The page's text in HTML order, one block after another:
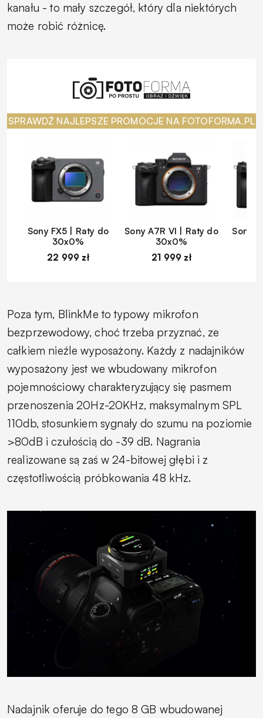
kanału - to mały szczegół, który dla niektórych
może robić różnicę.
SPRAWDŹ NAJLEPSZE PROMOCJE NA FOTOFORMA.PL
Sony FX5 | Raty do
30x0%
22 999 zł
Sony A7R VI | Raty do
30x0%
21 999 zł
Sony
Poza tym, BlinkMe to typowy mikrofon
bezprzewodowy, choć trzeba przyznać, ze
całkiem nieźle wyposażony. Każdy z nadajników
wyposażony jest we wbudowany mikrofon
pojemnościowy charakteryzujący się pasmem
przenoszenia 20Hz-20KHz, maksymalnym SPL
110db, stosunkiem sygnały do szumu na poziomie
>80dB i czułością do -39 dB. Nagrania
realizowane są zaś w 24-bitowej głębi i z
częstotliwością próbkowania 48 kHz.
Nadajnik oferuje do tego 8 GB wbudowanej